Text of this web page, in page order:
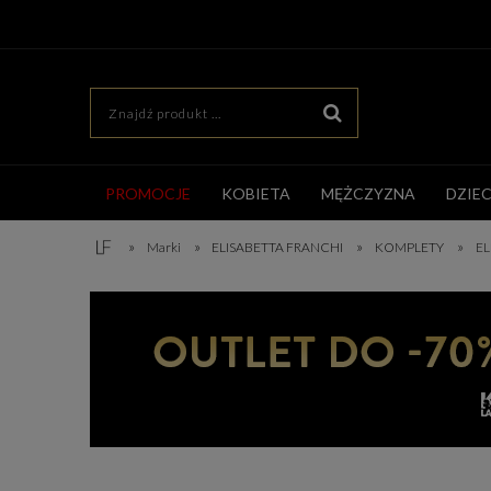
PROMOCJE KOBIETA MĘŻCZYZNA
» Marki » ELISABETTA FRANCHI » KOMPLETY »